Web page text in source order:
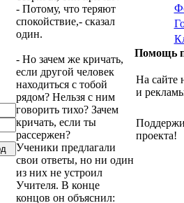
- Потому, что теряют
спокойствие,- сказал
один.
- Но зачем же кричать,
если другой человек
находиться с тобой
рядом? Нельзя с ним
говорить тихо? Зачем
кричать, если ты
рассержен?
Ученики предлагали
свои ответы, но ни один
из них не устроил
Учителя. В конце
концов он объяснил:
Помощь
На сайте
и
проекта!